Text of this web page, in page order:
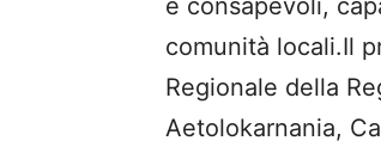
e consapevoli,
comunità locali.Il
Regionale della
Aetolokarnania,